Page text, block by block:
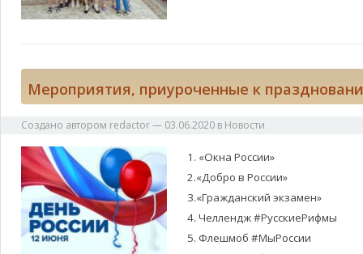
Мероприятия, приуроченные к
Создано автором redactor— 03.06.2020 в Новости
1. «Окна России»
2.«Добро в России»
3.«Гражданский экзамен»
4. Челлендж #РусскиеРифмы
5. Флешмоб #МыРоссии